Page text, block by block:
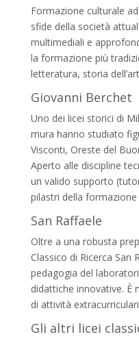
Formazione culturale
sfide della società
multimediali e
la formazione più
letteratura, storia
Giovanni Berchet
Uno dei licei storici di
mura hanno studiato
Visconti, Oreste del
Aperto alle discipline
un valido supporto
pilastri della formazione
San Raffaele
Oltre a una robusta
Classico di Ricerca San
pedagogia del
didattiche innovative.
di attività
Gli altri licei